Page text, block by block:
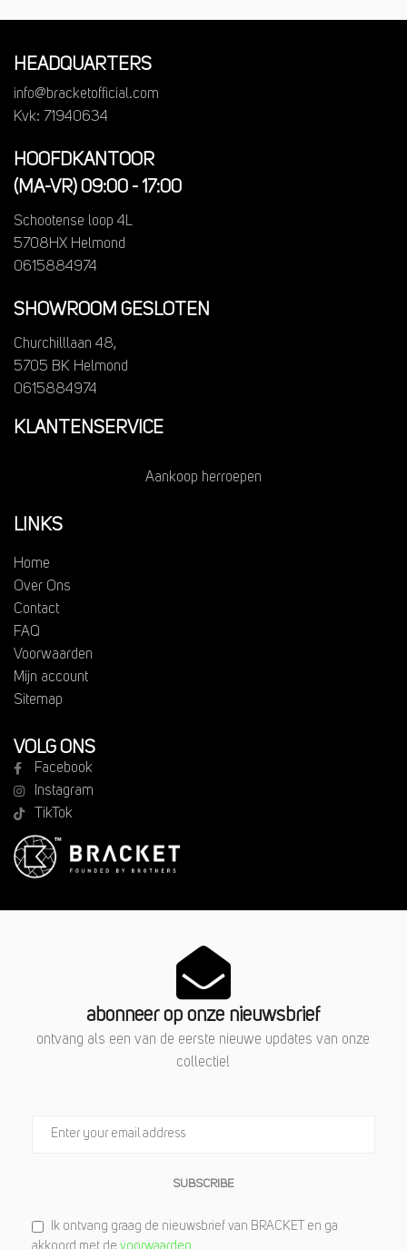
HEADQUARTERS
info@bracketofficial.com
Kvk: 71940634
HOOFDKANTOOR
(MA-VR) 09:00 - 17:00
Schootense loop 4L
5708HX Helmond
0615884974
SHOWROOM GESLOTEN
Churchilllaan 48,
5705 BK Helmond
0615884974
KLANTENSERVICE
Aankoop herroepen
LINKS
Home
Over Ons
Contact
FAQ
Voorwaarden
Mijn account
Sitemap
VOLG ONS
Facebook
Instagram
TikTok
abonneer op onze nieuwsbrief
ontvang als een van de eerste nieuwe updates van onze
collectie!
SUBSCRIBE
Ik ontvang graag de nieuwsbrief van BRACKET en ga
akkoord met de voorwaarden